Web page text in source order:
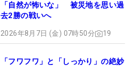
「自然が怖いな」 被災地を思い過
去2勝の戦いへ
2026年8月7日 (金) 07時50分 19
「フワフワ」と「しっかり」の絶妙